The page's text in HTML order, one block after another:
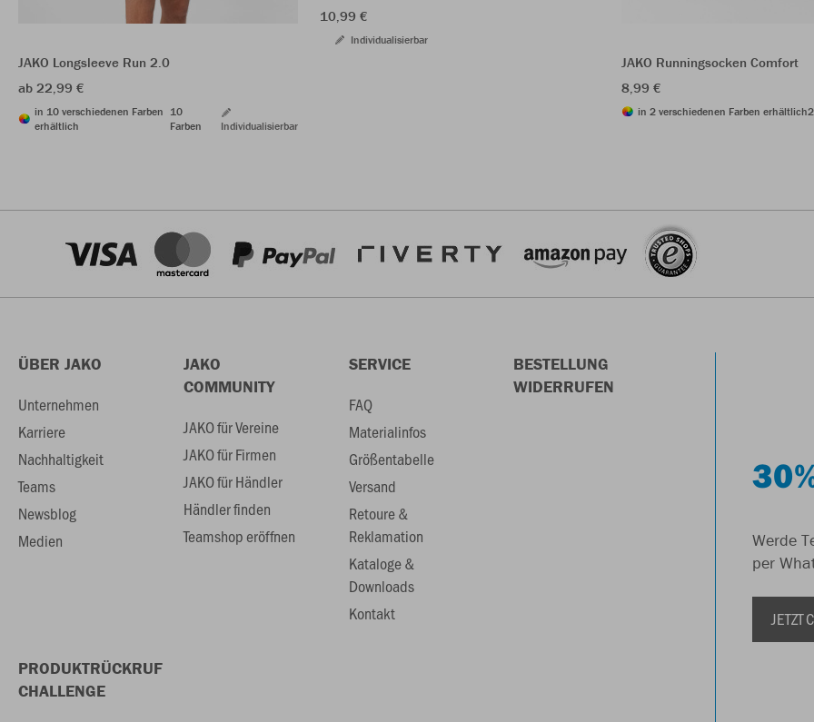
JAKO Longsleeve Run 2.0
ab 22,99 €
in 10 verschiedenen Farben
erhältlich
10
Farben
Individualisierbar
10,99 €
Individualisierbar
JAKO Runningsocken Comfort
8,99 €
in 2 verschiedenen Farben erhältlich
ÜBER JAKO
Unternehmen
Karriere
Nachhaltigkeit
Teams
Newsblog
Medien
JAKO
COMMUNITY
JAKO für Vereine
JAKO für Firmen
JAKO für Händler
Händler finden
Teamshop eröffnen
SERVICE
FAQ
Materialinfos
Größentabelle
Versand
Retoure &
Reklamation
Kataloge &
Downloads
Kontakt
BESTELLUNG
WIDERRUFEN
PRODUKTRÜCKRUF
CHALLENGE
Werde
per
JETZT